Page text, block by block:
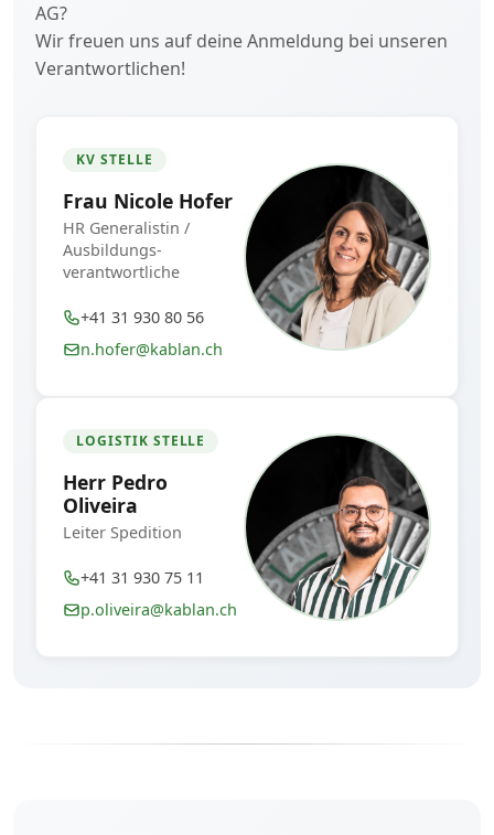
AG?
Wir freuen uns auf deine Anmeldung bei unseren
Verantwortlichen!
KV STELLE
Frau Nicole Hofer
HR Generalistin /
Ausbildungs­
verantwortliche
+41 31 930 80 56
n.hofer@kablan.ch
LOGISTIK STELLE
Herr Pedro
Oliveira
Leiter Spedition
+41 31 930 75 11
p.oliveira@kablan.ch